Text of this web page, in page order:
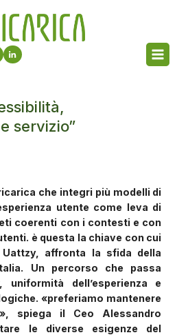
servizio”
che integri più modelli di
utente come leva di
coerenti con i contesti e con
è questa la chiave con cui
affronta la sfida della
Un percorso che passa
uniformità dell’esperienza e
«preferiamo mantenere
spiega il Ceo Alessandro
le diverse esigenze del